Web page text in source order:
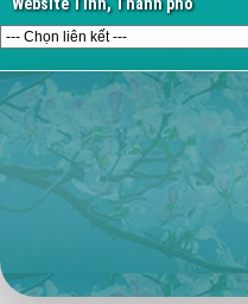
Website Tỉnh, Thành phố